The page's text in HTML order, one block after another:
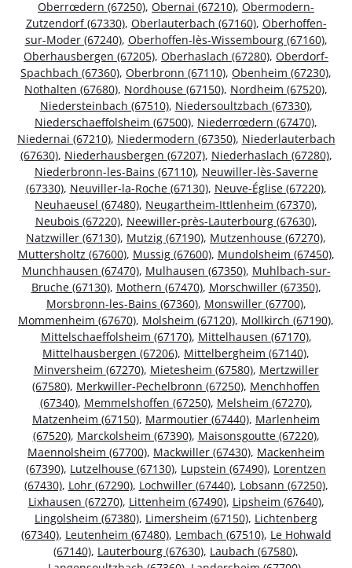
Oberrœdern (67250), Obernai (67210), Obermodern-
Zutzendorf (67330), Oberlauterbach (67160), Oberhoffen-
sur-Moder (67240), Oberhoffen-lès-Wissembourg (67160),
Oberhausbergen (67205), Oberhaslach (67280), Oberdorf-
Spachbach (67360), Oberbronn (67110), Obenheim (67230),
Nothalten (67680), Nordhouse (67150), Nordheim (67520),
Niedersteinbach (67510), Niedersoultzbach (67330),
Niederschaeffolsheim (67500), Niederrœdern (67470),
Niedernai (67210), Niedermodern (67350), Niederlauterbach
(67630), Niederhausbergen (67207), Niederhaslach (67280),
Niederbronn-les-Bains (67110), Neuwiller-lès-Saverne
(67330), Neuviller-la-Roche (67130), Neuve-Église (67220),
Neuhaeusel (67480), Neugartheim-Ittlenheim (67370),
Neubois (67220), Neewiller-près-Lauterbourg (67630),
Natzwiller (67130), Mutzig (67190), Mutzenhouse (67270),
Muttersholtz (67600), Mussig (67600), Mundolsheim (67450),
Munchhausen (67470), Mulhausen (67350), Muhlbach-sur-
Bruche (67130), Mothern (67470), Morschwiller (67350),
Morsbronn-les-Bains (67360), Monswiller (67700),
Mommenheim (67670), Molsheim (67120), Mollkirch (67190),
Mittelschaeffolsheim (67170), Mittelhausen (67170),
Mittelhausbergen (67206), Mittelbergheim (67140),
Minversheim (67270), Mietesheim (67580), Mertzwiller
(67580), Merkwiller-Pechelbronn (67250), Menchhoffen
(67340), Memmelshoffen (67250), Melsheim (67270),
Matzenheim (67150), Marmoutier (67440), Marlenheim
(67520), Marckolsheim (67390), Maisonsgoutte (67220),
Maennolsheim (67700), Mackwiller (67430), Mackenheim
(67390), Lutzelhouse (67130), Lupstein (67490), Lorentzen
(67430), Lohr (67290), Lochwiller (67440), Lobsann (67250),
Lixhausen (67270), Littenheim (67490), Lipsheim (67640),
Lingolsheim (67380), Limersheim (67150), Lichtenberg
(67340), Leutenheim (67480), Lembach (67510), Le Hohwald
(67140), Lauterbourg (67630), Laubach (67580),